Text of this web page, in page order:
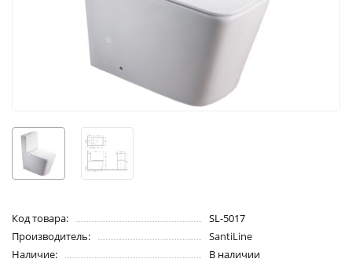
Код товара:
SL-5017
Производитель:
SantiLine
Наличие:
В наличии